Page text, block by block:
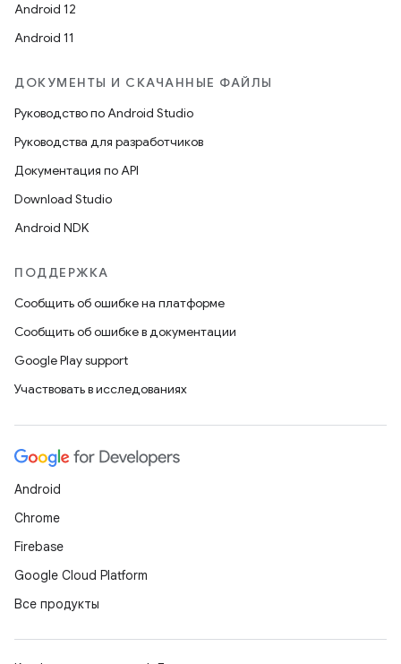
Android 12
Android 11
ДОКУМЕНТЫ И СКАЧАННЫЕ ФАЙЛЫ
Руководство по Android Studio
Руководства для разработчиков
Документация по API
Download Studio
Android NDK
ПОДДЕРЖКА
Сообщить об ошибке на платформе
Сообщить об ошибке в документации
Google Play support
Участвовать в исследованиях
Android
Chrome
Firebase
Google Cloud Platform
Все продукты